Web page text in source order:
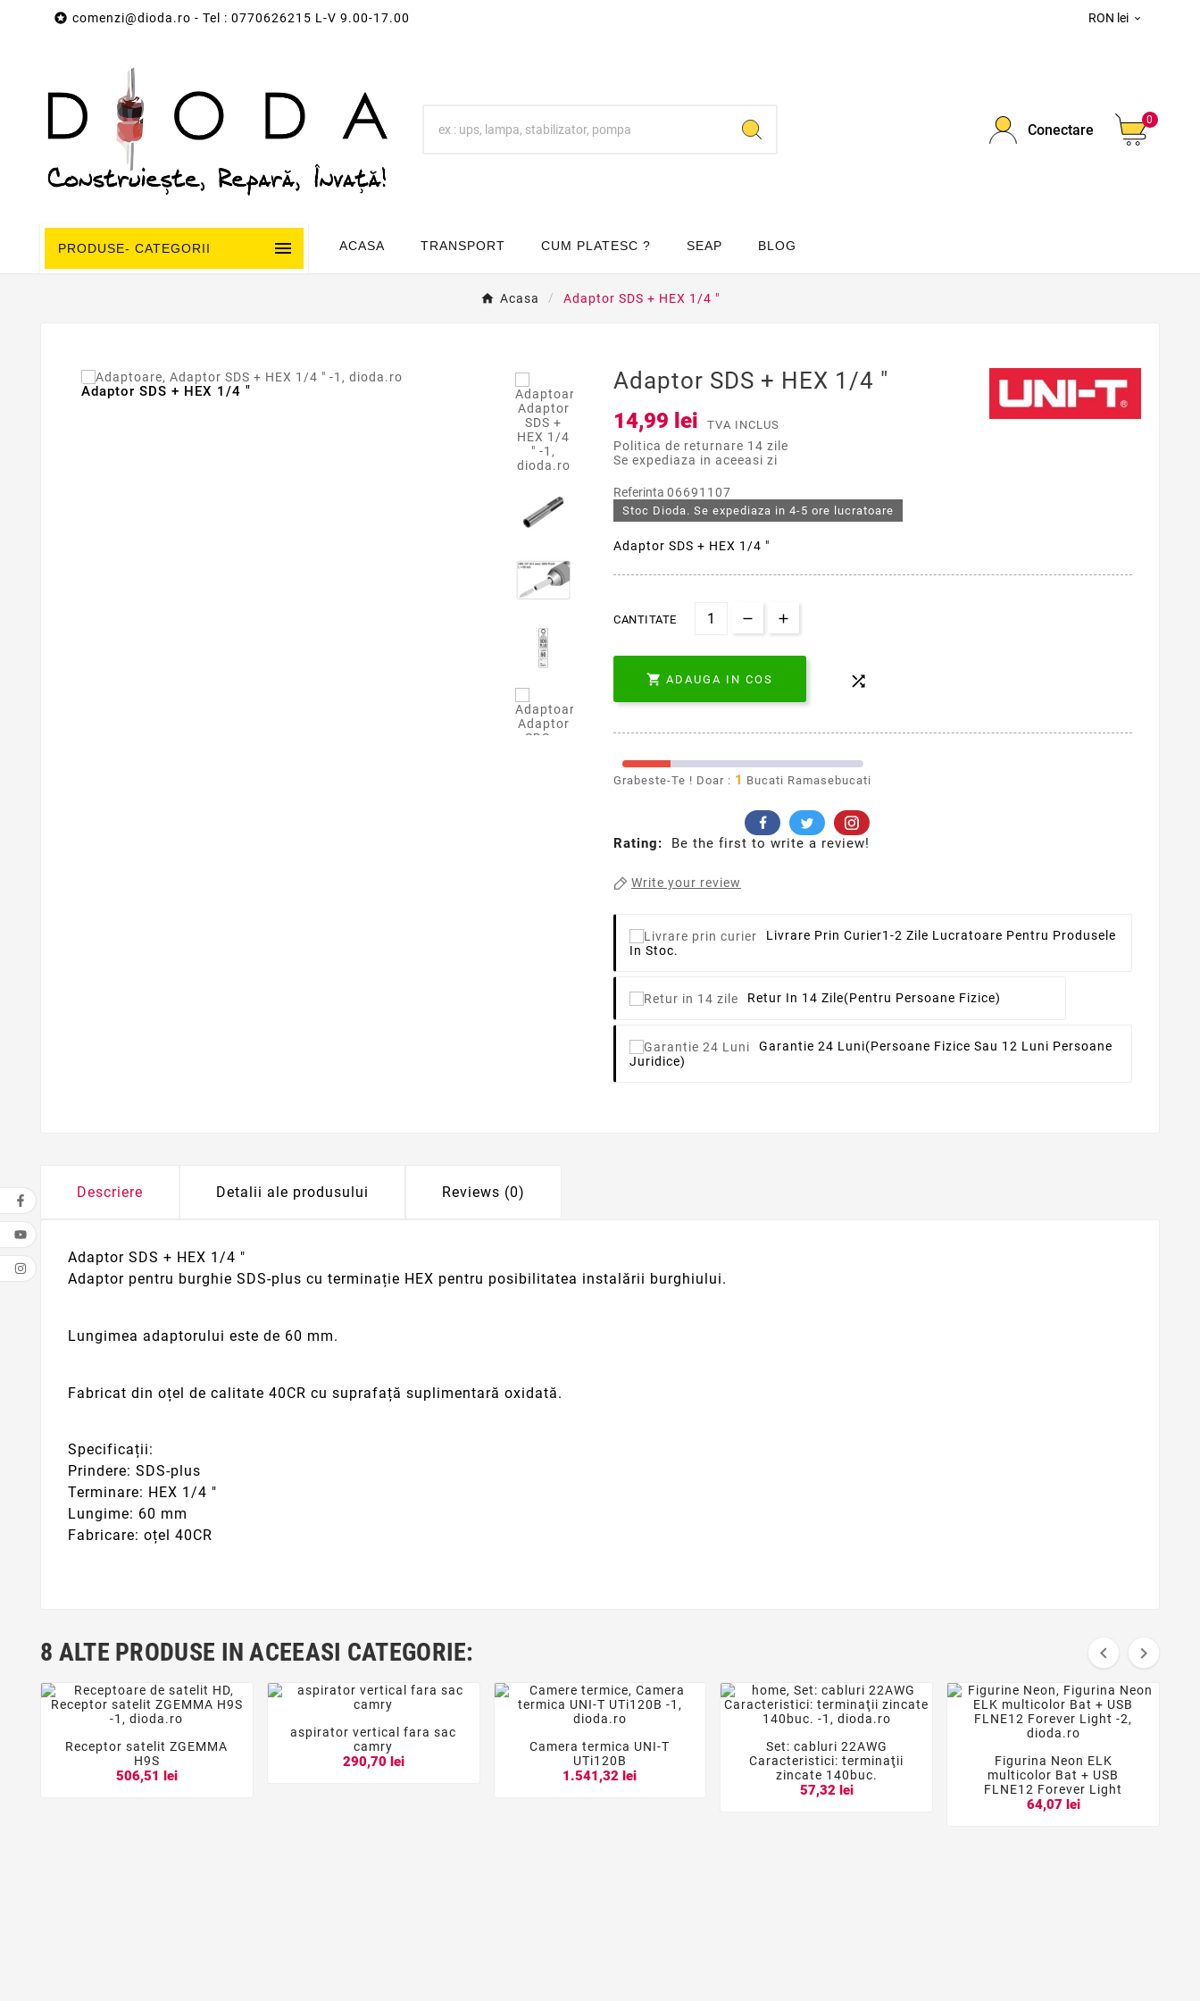
 comenzi@dioda.ro - Tel : 0770626215 L-V 9.00-17.00 RON lei 
Conectare
0
PRODUSE- CATEGORII  ACASA TRANSPORT CUM PLATESC ? SEAP BLOG
Acasa Adaptor SDS + HEX 1/4 "
Adaptor SDS + HEX 1/4 " Adaptor SDS + HEX 1/4 "
14,99 lei TVA INCLUS
Politica de returnare 14 zile
Se expediaza in aceeasi zi
Referinta 06691107
Stoc Dioda. Se expediaza in 4-5 ore lucratoare
Adaptor SDS + HEX 1/4 "
CANTITATE
 ADAUGA IN COS 
Grabeste-Te ! Doar : 1 Bucati Ramasebucati
Rating: Be the first to write a review!
Write your review
Livrare Prin Curier1-2 Zile Lucratoare Pentru Produsele
In Stoc.
Retur In 14 Zile(pentru Persoane Fizice)
Garantie 24 Luni(persoane Fizice Sau 12 Luni Persoane
Juridice)
Descriere Detalii ale produsului Reviews (0)
Adaptor SDS + HEX 1/4 "
Adaptor pentru burghie SDS-plus cu terminație HEX pentru posibilitatea instalării burghiului.
Lungimea adaptorului este de 60 mm.
Fabricat din oțel de calitate 40CR cu suprafață suplimentară oxidată.
Specificații:
Prindere: SDS-plus
Terminare: HEX 1/4 "
Lungime: 60 mm
Fabricare: oțel 40CR
8 ALTE PRODUSE IN ACEEASI CATEGORIE:  
 
Receptor satelit ZGEMMA
H9S
506,51 lei

aspirator vertical fara sac
camry
290,70 lei 
Camera termica UNI-T
UTi120B
1.541,32 lei
  
Set: cabluri 22AWG
Caracteristici: terminaţii
zincate 140buc.
57,32 lei
  
Figurina Neon ELK
multicolor Bat + USB
FLNE12 Forever Light
64,07 lei